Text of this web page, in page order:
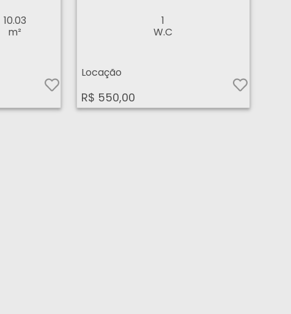
10.03
m²
1
W.C
Locação
R$ 550,00